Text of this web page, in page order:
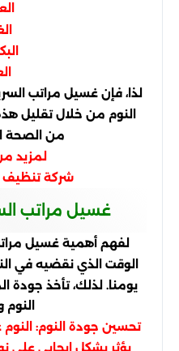
لذا، فإن غسيل مراتب
النوم من خلال تقليل
من الصحة
لمزيد
شركة تنظيف
غسيل مراتب
لفهم أهمية غسيل
الوقت الذي نقضيه في
يومنا. لذلك، تأخذ جودة
تحسين جودة النوم: